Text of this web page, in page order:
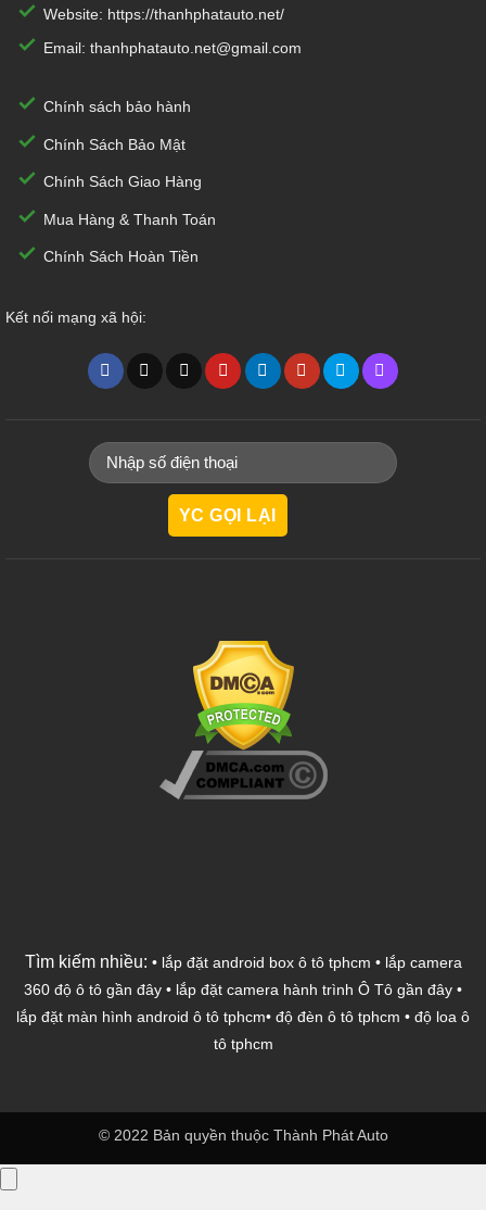
Website: https://thanhphatauto.net/
Email: thanhphatauto.net@gmail.com
Chính sách bảo hành
Chính Sách Bảo Mật
Chính Sách Giao Hàng
Mua Hàng & Thanh Toán
Chính Sách Hoàn Tiền
Kết nối mạng xã hội:
Tìm kiếm nhiều: • lắp đặt android box ô tô tphcm • lắp camera
360 độ ô tô gần đây • lắp đặt camera hành trình Ô Tô gần đây •
lắp đặt màn hình android ô tô tphcm• độ đèn ô tô tphcm • độ loa ô
tô tphcm
© 2022 Bản quyền thuộc Thành Phát Auto